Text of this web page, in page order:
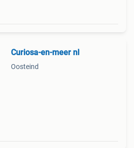
Curiosa-en-meer nl
Oosteind